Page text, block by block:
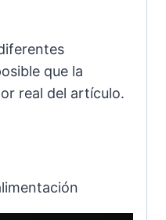
que la
real del artículo.